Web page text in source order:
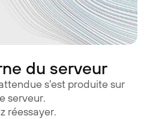
du serveur
s'est produite sur
serveur.
réessayer.